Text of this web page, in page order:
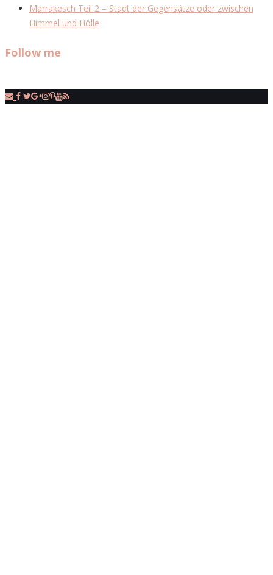
Marrakesch Teil 2 – Stadt der Gegensätze oder zwischen
Himmel und Hölle
Follow me